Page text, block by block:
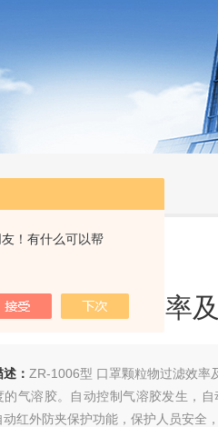
！有什么可以帮
仪,空气微生物采样器,
阻力测试仪
颗粒物过滤效率
： ZR-1006型 口罩颗粒物过滤效率
的气溶胶。自动控制气溶胶发生，
动红外防夹保护功能，保护人员安全